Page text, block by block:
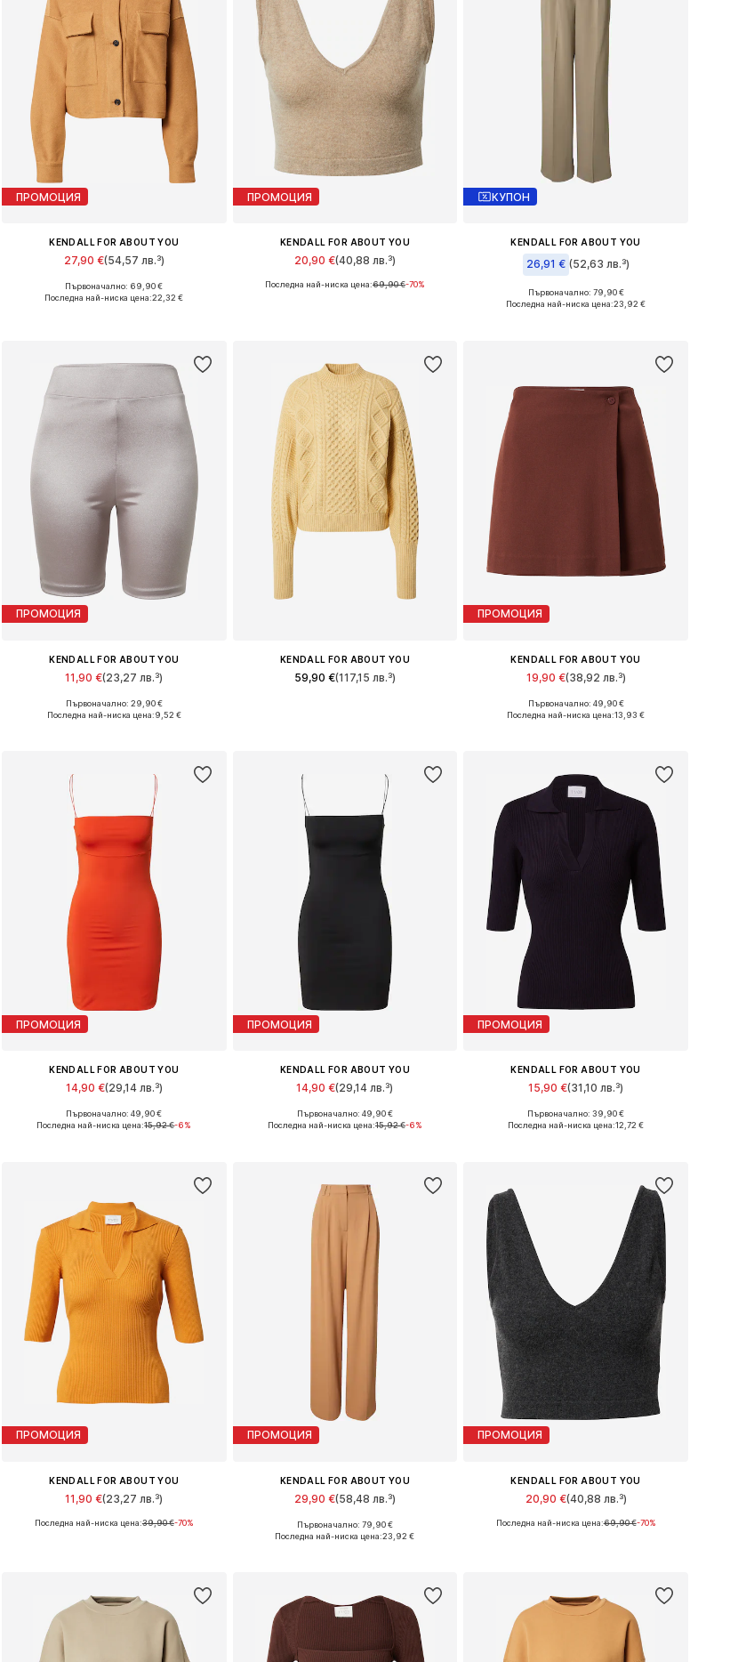
ПРОМОЦИЯ
KENDALL FOR ABOUT YOU
27,90 €(54,57 лв.³)
Налични размери: L, XL, XXL
Първоначално: 69,90 €
Последна най-ниска цена:22,32 €
ПРОМОЦИЯ
KENDALL FOR ABOUT YOU
20,90 €(40,88 лв.³)
Налични размери: XL, XXL
Последна най-ниска цена:69,90 €-70%
КУПОН
KENDALL FOR ABOUT YOU
26,91 € (52,63 лв.³)
Налични размери: 42
Първоначално: 79,90 €
Последна най-ниска цена:23,92 €
ПРОМОЦИЯ
KENDALL FOR ABOUT YOU
11,90 €(23,27 лв.³)
Налични размери: XL
Първоначално: 29,90 €
Последна най-ниска цена:9,52 €
KENDALL FOR ABOUT YOU
59,90 €(117,15 лв.³)
ПРОМОЦИЯ
KENDALL FOR ABOUT YOU
19,90 €(38,92 лв.³)
Налични размери: 42
Първоначално: 49,90 €
Последна най-ниска цена:13,93 €
ПРОМОЦИЯ
KENDALL FOR ABOUT YOU
14,90 €(29,14 лв.³)
Налични размери: 40, 42, 44
Първоначално: 49,90 €
Последна най-ниска цена:15,92 €-6%
ПРОМОЦИЯ
KENDALL FOR ABOUT YOU
14,90 €(29,14 лв.³)
Налични размери: 40, 42, 44
Първоначално: 49,90 €
Последна най-ниска цена:15,92 €-6%
ПРОМОЦИЯ
KENDALL FOR ABOUT YOU
15,90 €(31,10 лв.³)
Налични размери: XS, M, L, XL, XXL
Първоначално: 39,90 €
Последна най-ниска цена:12,72 €
ПРОМОЦИЯ
KENDALL FOR ABOUT YOU
11,90 €(23,27 лв.³)
Налични размери: XL
Последна най-ниска цена:39,90 €-70%
ПРОМОЦИЯ
KENDALL FOR ABOUT YOU
29,90 €(58,48 лв.³)
Налични размери: 42, 44
Първоначално: 79,90 €
Последна най-ниска цена:23,92 €
ПРОМОЦИЯ
KENDALL FOR ABOUT YOU
20,90 €(40,88 лв.³)
Налични размери: L, XL
Последна най-ниска цена:69,90 €-70%